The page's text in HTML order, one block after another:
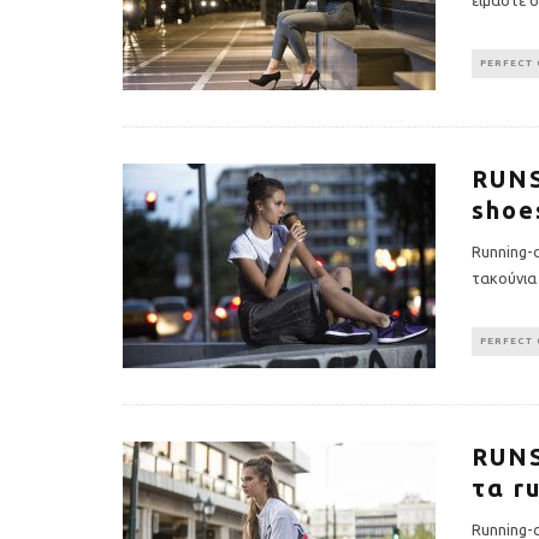
PERFECT
Running-
PERFECT
τα
Running-